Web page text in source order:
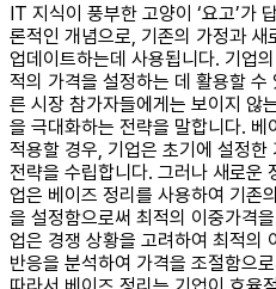
IT 지식이 풍부한 고양이 ‘요고’가
론적인 개념으로, 기존의 가정과
업데이트하는데 사용됩니다. 기업
적의 가격을 설정하는 데 활용할
른 시장 참가자들에게는 보이지 않
을 극대화하는 전략을 말합니다. 베
적용할 경우, 기업은 초기에 설정
전략을 수립합니다. 그러나 새로운
업은 베이즈 정리를 사용하여 기존
을 설정함으로써 최적의 이중가격
업은 경쟁 상황을 고려하여 최적의
반응을 분석하여 가격을 조절함으